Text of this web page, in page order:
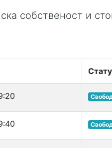
собственост и